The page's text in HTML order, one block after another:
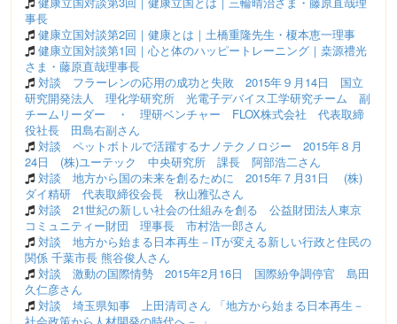
事長
健康立国対談第2回｜健康とは｜土橋重隆先生・榎本恵一理事
健康立国対談第1回｜心と体のハッピートレーニング｜桒源禮光
さま・藤原直哉理事長
対談 フラーレンの応用の成功と失敗 2015年９月14日 国立
研究開発法人 理化学研究所 光電子デバイス工学研究チーム 副
チームリーダー ・ 理研ベンチャー FLOX株式会社 代表取締
役社長 田島右副さん
対談 ペットボトルで活躍するナノテクノロジー 2015年８月
24日 (株)ユーテック 中央研究所 課長 阿部浩二さん
対談 地方から国の未来を創るために 2015年７月31日 (株)
ダイ精研 代表取締役会長 秋山雅弘さん
対談 21世紀の新しい社会の仕組みを創る 公益財団法人東京
コミュニティー財団 理事長 市村浩一郎さん
対談 地方から始まる日本再生－ITが変える新しい行政と住民の
関係 千葉市長 熊谷俊人さん
対談 激動の国際情勢 2015年2月16日 国際紛争調停官 島田
久仁彦さん
対談 埼玉県知事 上田清司さん 「地方から始まる日本再生－